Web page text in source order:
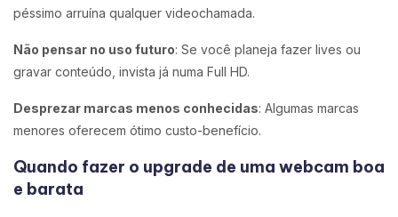
péssimo arruína qualquer videochamada.
Não pensar no uso futuro: Se você planeja fazer lives ou
gravar conteúdo, invista já numa Full HD.
Desprezar marcas menos conhecidas: Algumas marcas
menores oferecem ótimo custo-benefício.
Quando fazer o upgrade de uma webcam boa
e barata